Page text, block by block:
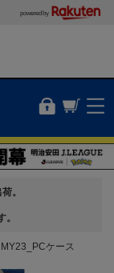
powered by
。
MY23_PCケース